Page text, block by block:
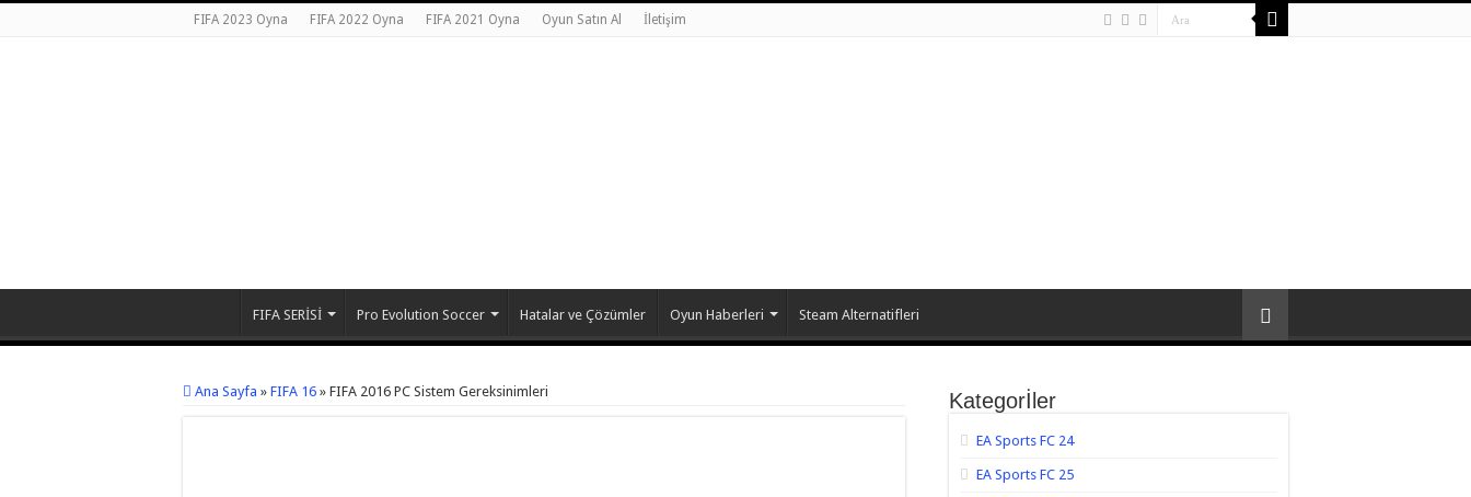
FIFA 2023 Oyna FIFA 2022 Oyna FIFA 2021 Oyna Oyun Satın Al İletişim
FIFA SERİSİ Pro Evolution Soccer Hatalar ve Çözümler Oyun Haberleri Steam Alternatifleri
Ana Sayfa » FIFA 16 » FIFA 2016 PC Sistem Gereksinimleri Kategorİler
EA Sports FC 24
EA Sports FC 25